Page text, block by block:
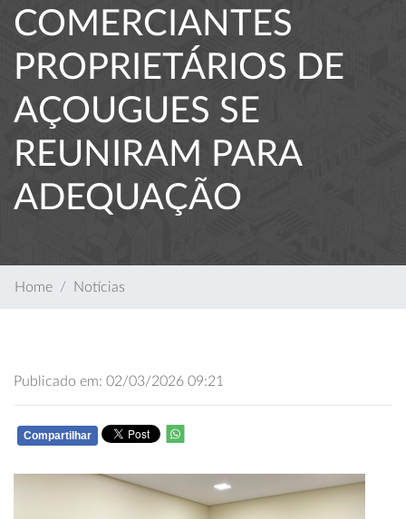
COMERCIANTES
PROPRIETÁRIOS DE
AÇOUGUES SE
REUNIRAM PARA
ADEQUAÇÃO
Home Notícias
Publicado em: 02/03/2026 09:21
Compartilhar